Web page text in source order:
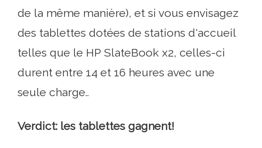
de la même manière), et si vous envisagez
des tablettes dotées de stations d'accueil
telles que le HP SlateBook x2, celles-ci
durent entre 14 et 16 heures avec une
seule charge..
Verdict: les tablettes gagnent!